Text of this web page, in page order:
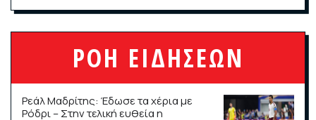
25/06/2026, 10:58
στα απλοποιημένα τιμολόγια χονδρικής
πώλησης καυσίμων
24/06/2026, 12:02
ΡΟΗ ΕΙΔΗΣΕΩΝ
Ρεάλ Μαδρίτης: Έδωσε τα χέρια με
Ρόδρι – Στην τελική ευθεία η